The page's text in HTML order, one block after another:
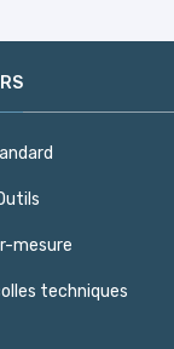
mesure
techniques